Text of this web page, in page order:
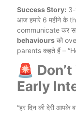
Success Story: 3-
आज हमारे 6 महीने के
communicate कर
behaviours को
parents कहते हैं –
🚨
Early
“हर दिन की देरी